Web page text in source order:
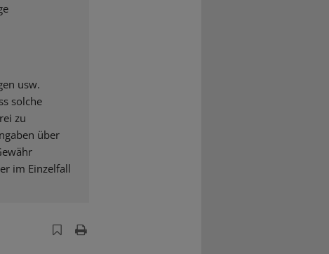
usw.
solche
zu
über
im Einzelfall